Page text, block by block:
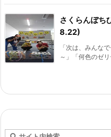
さくらんぼ
8.22)
「次は、みんな
～」「何色のゼ